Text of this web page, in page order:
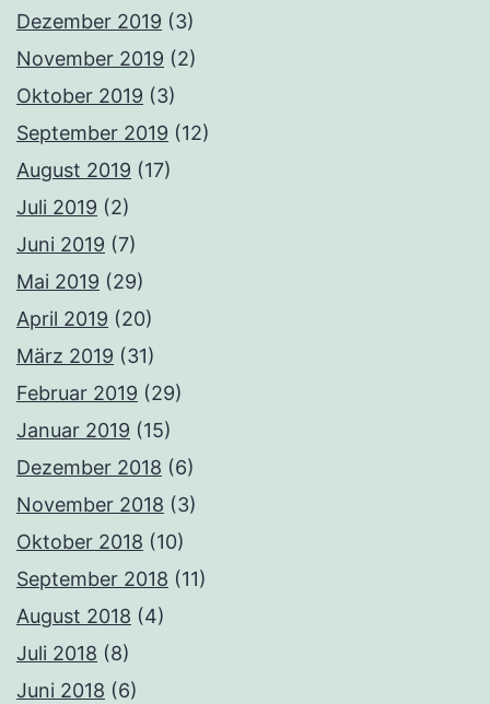
Dezember 2019 (3)
November 2019 (2)
Oktober 2019 (3)
September 2019 (12)
August 2019 (17)
Juli 2019 (2)
Juni 2019 (7)
Mai 2019 (29)
April 2019 (20)
März 2019 (31)
Februar 2019 (29)
Januar 2019 (15)
Dezember 2018 (6)
November 2018 (3)
Oktober 2018 (10)
September 2018 (11)
August 2018 (4)
Juli 2018 (8)
Juni 2018 (6)